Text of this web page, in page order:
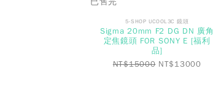
5-SHOP UCOOL3C 鏡頭
Sigma 20mm F2 DG DN 廣角
定焦鏡頭 FOR SONY E [福利
品]
NT$15000 NT$13000